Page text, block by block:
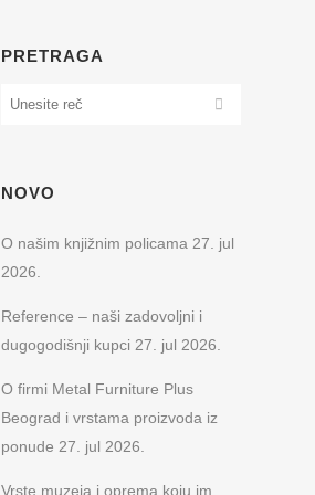
PRETRAGA
NOVO
O našim knjižnim policama 27. jul
2026.
Reference – naši zadovoljni i
dugogodišnji kupci 27. jul 2026.
O firmi Metal Furniture Plus
Beograd i vrstama proizvoda iz
ponude 27. jul 2026.
Vrste muzeja i oprema koju im